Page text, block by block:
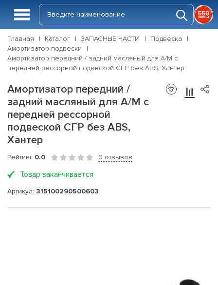
Главная Каталог ЗАПАСНЫЕ ЧАСТИ
Подвеска
Амортизатор подвески
Амортизатор передний / задний масляный для А/М с
передней рессорной подвеской СГР без ABS, Хантер
Амортизатор передний /
задний масляный для А/М с
передней рессорной
подвеской СГР без ABS,
Хантер
Рейтинг 0.0 0 отзывов
Товар заканчивается
Артикул: 315100290500603